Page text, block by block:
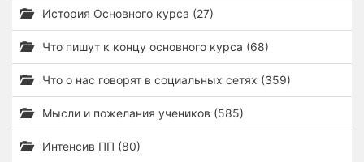
История Основного курса (27)
Что пишут к концу основного курса (68)
Что о нас говорят в социальных сетях (359)
Мысли и пожелания учеников (585)
Интенсив ПП (80)